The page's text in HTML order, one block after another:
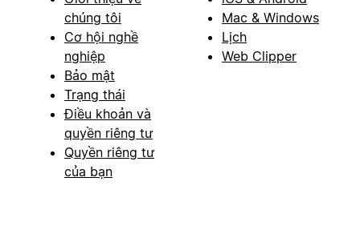
chúng tôi
Cơ hội nghề
nghiệp
Bảo mật
Trạng thái
Điều khoản và
quyền riêng tư
Quyền riêng tư
của bạn
Mac & Windows
Lịch
Web Clipper